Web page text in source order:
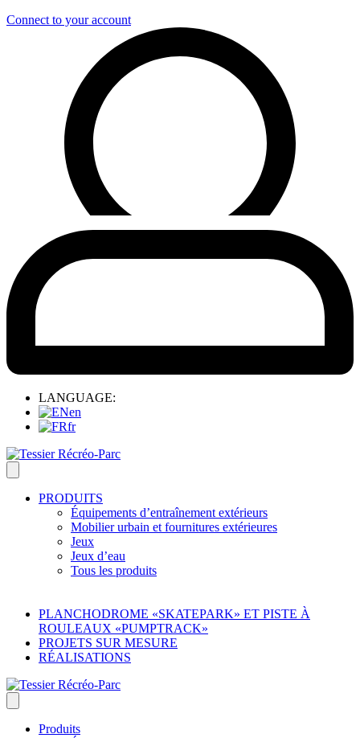
Connect to your account
LANGUAGE:
en
fr
PRODUITS
Équipements d’entraînement extérieurs
Mobilier urbain et fournitures extérieures
Jeux
Jeux d’eau
Tous les produits
PLANCHODROME «SKATEPARK» ET PISTE À
ROULEAUX «PUMPTRACK»
PROJETS SUR MESURE
RÉALISATIONS
Produits